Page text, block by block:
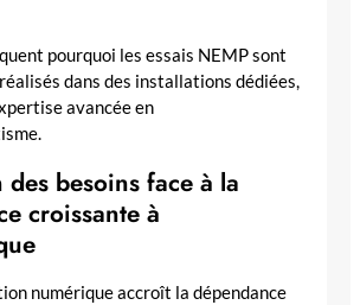
pourquoi les essais NEMP sont
dans des installations dédiées,
avancée en
des besoins face à la
croissante à
numérique accroît la dépendance